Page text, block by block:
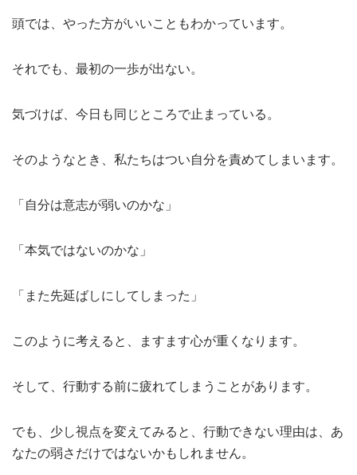
頭では、やった方がいいこともわかっています。
それでも、最初の一歩が出ない。
気づけば、今日も同じところで止まっている。
そのようなとき、私たちはつい自分を責めてしまいます。
「自分は意志が弱いのかな」
「本気ではないのかな」
「また先延ばしにしてしまった」
このように考えると、ますます心が重くなります。
そして、行動する前に疲れてしまうことがあります。
でも、少し視点を変えてみると、行動できない理由は、あ
なたの弱さだけではないかもしれません。